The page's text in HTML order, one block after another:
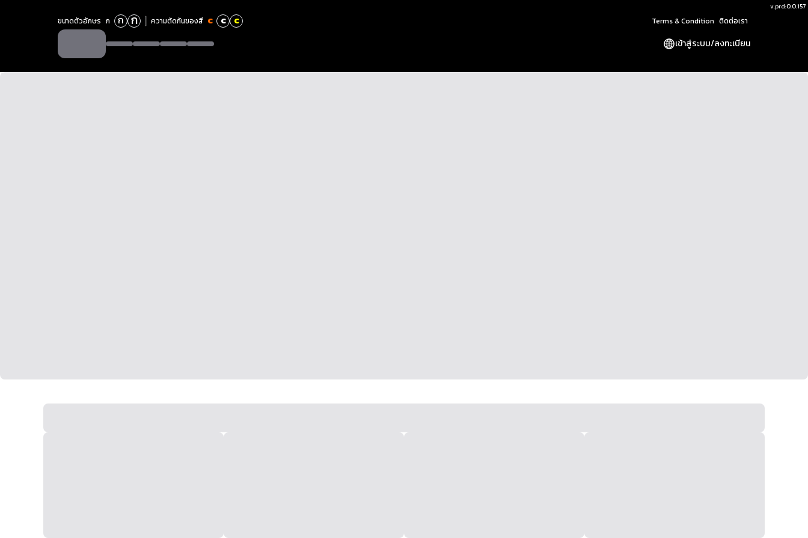
v.prd:0.0.157
ขนาดตัวอักษร ก ก ก ความตัดกันของสี c c c Terms & Condition ติดต่อเรา
เข้าสู่ระบบ/ลงทะเบียน